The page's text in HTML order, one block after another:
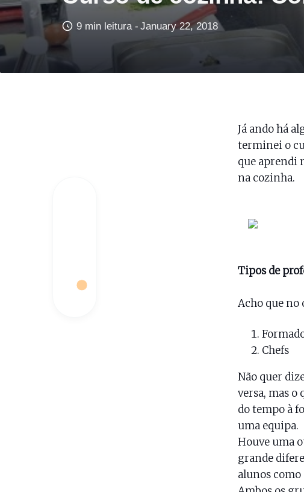
9 min leitura - January 22, 2018
Já ando há
terminei o
que aprendi
na cozinha.
Tipos de
Acho que no
Chefs
Não quer
versa, mas o
do tempo à
uma equipa.
Houve uma
grande
alunos como